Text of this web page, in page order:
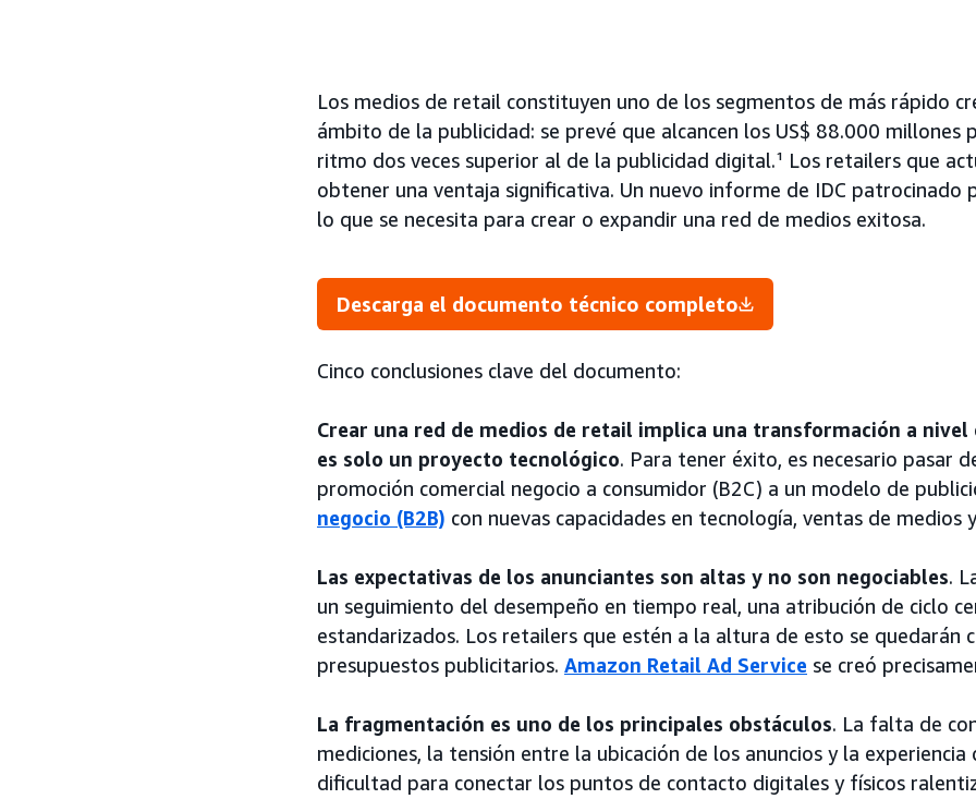
Los medios de retail constituyen uno de los segmentos de más rápido
ámbito de la publicidad: se prevé que alcancen los US$ 88.000 millones
ritmo dos veces superior al de la publicidad digital.¹ Los retailers que
obtener una ventaja significativa. Un nuevo informe de IDC patrocinado
lo que se necesita para crear o expandir una red de medios exitosa.
Descarga el documento técnico completo
Cinco conclusiones clave del documento:
Crear una red de medios de retail implica una transformación a nivel
es solo un proyecto tecnológico. Para tener éxito, es necesario pasar
promoción comercial negocio a consumidor (B2C) a un modelo de
negocio (B2B) con nuevas capacidades en tecnología, ventas de medios
Las expectativas de los anunciantes son altas y no son negociables.
un seguimiento del desempeño en tiempo real, una atribución de ciclo
estandarizados. Los retailers que estén a la altura de esto se quedarán
presupuestos publicitarios. Amazon Retail Ad Service se creó
La fragmentación es uno de los principales obstáculos. La falta de
mediciones, la tensión entre la ubicación de los anuncios y la experiencia
dificultad para conectar los puntos de contacto digitales y físicos